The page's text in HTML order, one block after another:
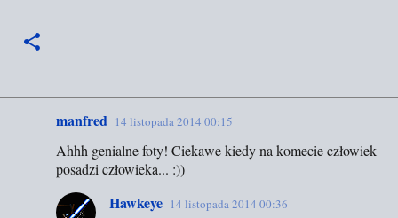
manfred 14 listopada 2014 00:15
Ahhh genialne foty! Ciekawe kiedy na komecie człowiek
posadzi człowieka... :))
Hawkeye 14 listopada 2014 00:36